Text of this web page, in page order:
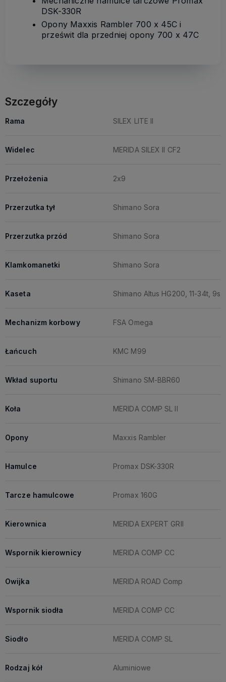
DSK-330R
Opony Maxxis Rambler 700 x 45C i
prześwit dla przedniej opony 700 x 47C
Szczegóły
Rama SILEX LITE II
Widelec MERIDA SILEX II CF2
Przełożenia 2x9
Przerzutka tył Shimano Sora
Przerzutka przód Shimano Sora
Klamkomanetki Shimano Sora
Kaseta Shimano Altus HG200, 11-34t, 9s
Mechanizm korbowy FSA Omega
Łańcuch KMC M99
Wkład suportu Shimano SM-BBR60
Koła MERIDA COMP SL II
Opony Maxxis Rambler
Hamulce Promax DSK-330R
Tarcze hamulcowe Promax 160G
Kierownica MERIDA EXPERT GRII
Wspornik kierownicy MERIDA COMP CC
Owijka MERIDA ROAD Comp
Wspornik siodła MERIDA COMP CC
Siodło MERIDA COMP SL
Rodzaj kół Aluminiowe